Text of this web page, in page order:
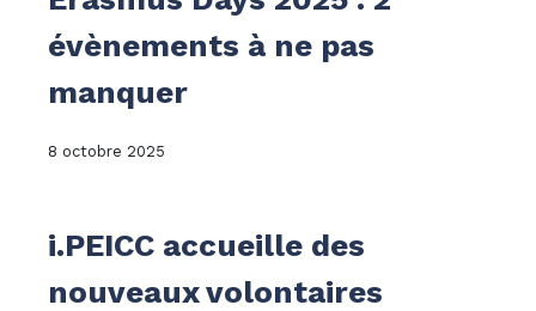
évènements à ne pas
manquer
8 octobre 2025
i.PEICC accueille des
nouveaux volontaires